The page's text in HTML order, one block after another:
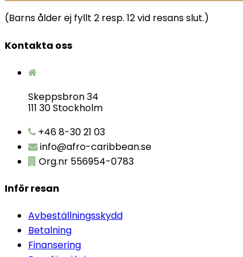
(Barns ålder ej fyllt 2 resp. 12 vid resans slut.)
Kontakta oss
Skeppsbron 34
111 30 Stockholm
+46 8-30 21 03
info@afro-caribbean.se
Org.nr 556954-0783
Inför resan
Avbeställningsskydd
Betalning
Finansering